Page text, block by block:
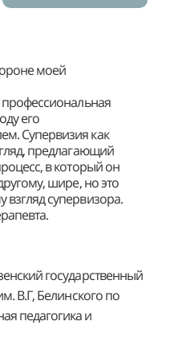
моей
профессиональная
его
Супервизия как
предлагающий
в который он
шире, но это
супервизора.
государственный
В.Г, Белинского по
педагогика и